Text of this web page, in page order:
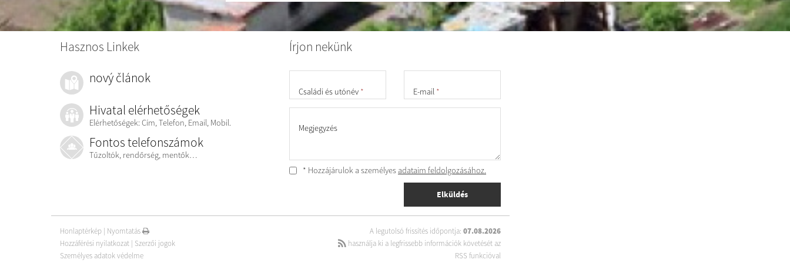
Írjon nekünk
Családi és utónév * E-mail *
Megjegyzés
* Hozzájárulok a személyes adataim feldolgozásához.
Elküldés
Hasznos Linkek
nový článok
Hivatal elérhetőségek
Elérhetőségek: Cím, Telefon, Email, Mobil.
Fontos telefonszámok
Tűzoltók, rendőrség, mentők…
A legutolsó frissítés időpontja: 07.08.2026
használja ki a legfrissebb információk követését az
RSS funkcióval
Honlaptérkép | Nyomtatás
Hozzáférési nyilatkozat | Szerzői jogok
Személyes adatok védelme